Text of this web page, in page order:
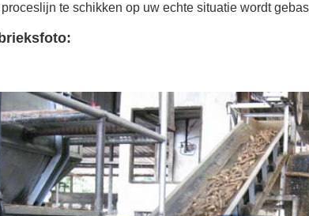
te schikken op uw echte situatie wordt